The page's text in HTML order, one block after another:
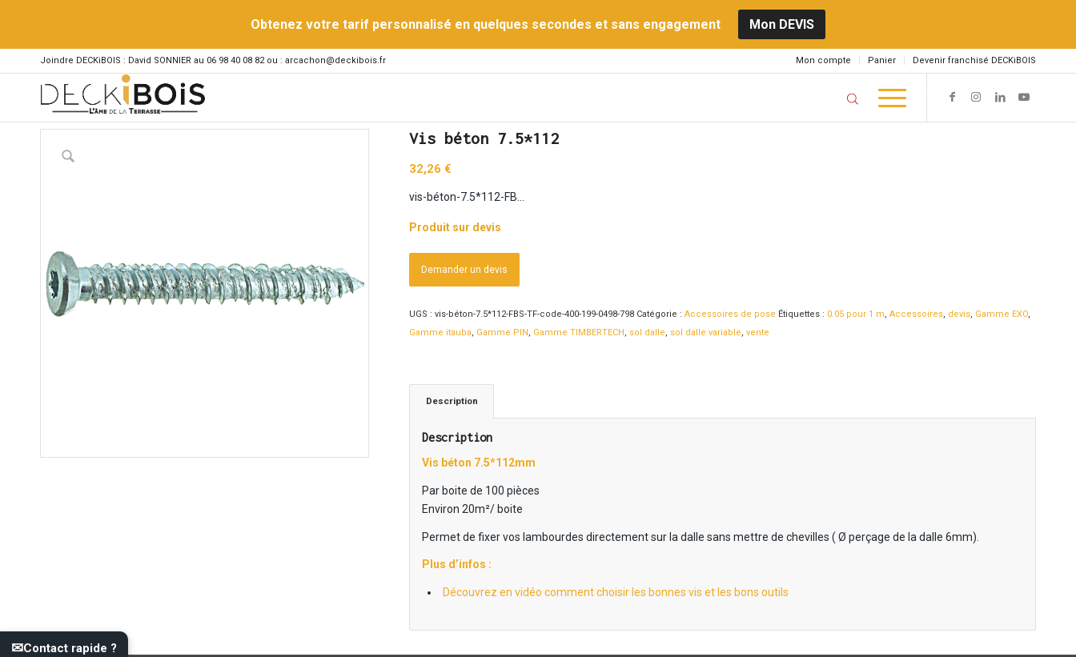
Obtenez votre tarif personnalisé en quelques secondes et sans engagement Mon DEVIS
Mon compte Panier Devenir franchisé DECKiBOIS
Joindre DECKiBOIS : David SONNIER au 06 98 40 08 82 ou : arcachon@deckibois.fr
Vis béton 7.5*112
32,26 €
vis-béton-7.5*112-FB…
Produit sur devis
Demander un devis
UGS : vis-béton-7.5*112-FBS-TF-code-400-199-0498-798 Catégorie : Accessoires de pose Étiquettes : 0.05 pour 1 m, Accessoires, devis, Gamme EXO,
Gamme itauba, Gamme PIN, Gamme TIMBERTECH, sol dalle, sol dalle variable, vente
Description
Description
Vis béton 7.5*112mm
Par boite de 100 pièces
Environ 20m²/ boite
Permet de fixer vos lambourdes directement sur la dalle sans mettre de chevilles ( Ø perçage de la dalle 6mm).
Plus d’infos :
Découvrez en vidéo comment choisir les bonnes vis et les bons outils
✉Contact rapide ?